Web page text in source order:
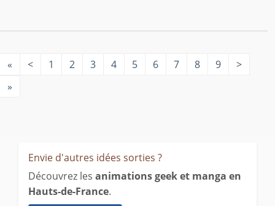
« < 1 2 3 4 5 6 7 8 9
>
»
Envie d'autres idées sorties ?
Découvrez les animations geek et manga en
Hauts-de-France.